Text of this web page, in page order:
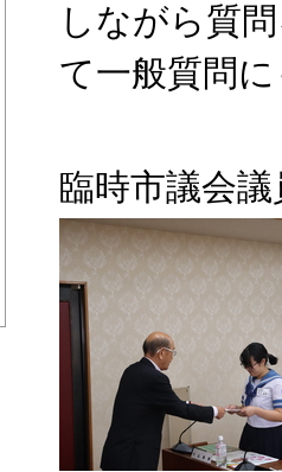
しながら質
て一般質問
臨時市議会